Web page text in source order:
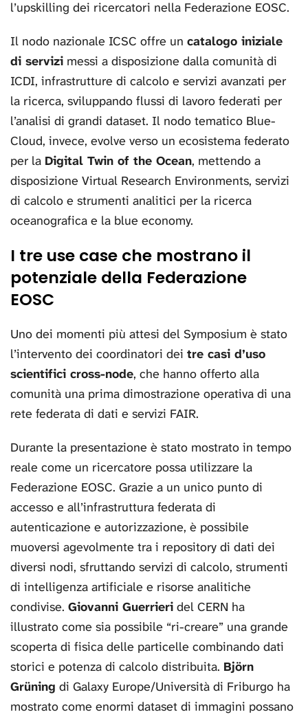
l’upskilling dei ricercatori nella Federazione EOSC.
Il nodo nazionale ICSC offre un catalogo iniziale
di servizi messi a disposizione dalla comunità di
ICDI, infrastrutture di calcolo e servizi avanzati per
la ricerca, sviluppando flussi di lavoro federati per
l’analisi di grandi dataset. Il nodo tematico Blue-
Cloud, invece, evolve verso un ecosistema federato
per la Digital Twin of the Ocean, mettendo a
disposizione Virtual Research Environments, servizi
di calcolo e strumenti analitici per la ricerca
oceanografica e la blue economy.
I tre use case che mostrano il
potenziale della Federazione
EOSC
Uno dei momenti più attesi del Symposium è stato
l’intervento dei coordinatori dei tre casi d’uso
scientifici cross-node, che hanno offerto alla
comunità una prima dimostrazione operativa di una
rete federata di dati e servizi FAIR.
Durante la presentazione è stato mostrato in tempo
reale come un ricercatore possa utilizzare la
Federazione EOSC. Grazie a un unico punto di
accesso e all’infrastruttura federata di
autenticazione e autorizzazione, è possibile
muoversi agevolmente tra i repository di dati dei
diversi nodi, sfruttando servizi di calcolo, strumenti
di intelligenza artificiale e risorse analitiche
condivise. Giovanni Guerrieri del CERN ha
illustrato come sia possibile “ri-creare” una grande
scoperta di fisica delle particelle combinando dati
storici e potenza di calcolo distribuita. Björn
Grüning di Galaxy Europe/Università di Friburgo ha
mostrato come enormi dataset di immagini possano